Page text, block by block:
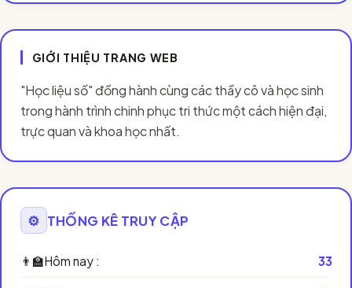
GIỚI THIỆU TRANG WEB
"Học liệu số" đồng hành cùng các thầy cô và học sinh
trong hành trình chinh phục tri thức một cách hiện đại,
trực quan và khoa học nhất.
⚙️ THỐNG KÊ TRUY CẬP
👨‍🏫Hôm nay : 33